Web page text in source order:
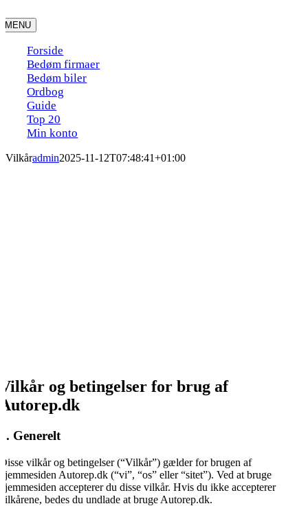
to
content
MENU
Forside
Bedøm firmaer
Bedøm biler
Ordbog
Guide
Top 20
Min konto
Vilkåradmin2025-11-12T07:48:41+01:00
Vilkår og betingelser for brug af
Autorep.dk
1. Generelt
Disse vilkår og betingelser (“Vilkår”) gælder for brugen af
hjemmesiden Autorep.dk (“vi”, “os” eller “sitet”). Ved at bruge
hjemmesiden accepterer du disse vilkår. Hvis du ikke accepterer
vilkårene, bedes du undlade at bruge Autorep.dk.